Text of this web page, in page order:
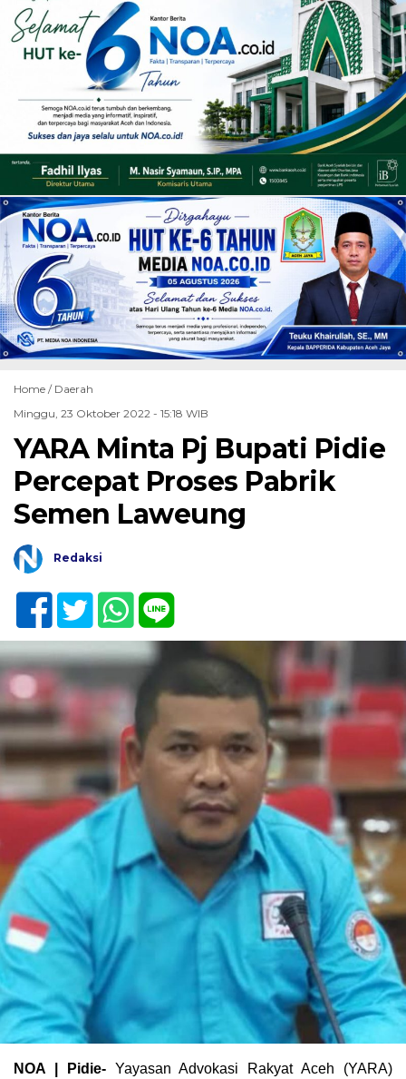
Home / Daerah
Minggu, 23 Oktober 2022 - 15:18 WIB
YARA Minta Pj Bupati Pidie
Percepat Proses Pabrik
Semen Laweung
Redaksi
NOA | Pidie-Yayasan Advokasi Rakyat Aceh (YARA)